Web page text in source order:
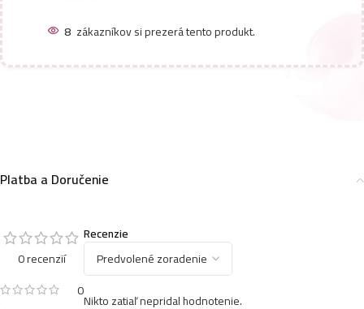
7 zákazníkov si prezerá tento produkt.
Platba a Doručenie
0 recenzií
0
Recenzie
Nikto zatiaľ nepridal hodnotenie.